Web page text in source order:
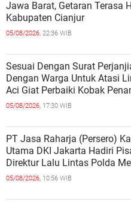
Jawa Barat, Getaran Terasa
Kabupaten Cianjur
05/08/2026, 22:36 WIB
Sesuai Dengan Surat
Dengan Warga Untuk Atasi
Aci Giat Perbaiki Kobak
05/08/2026, 17:30 WIB
PT Jasa Raharja (Persero)
Utama DKI Jakarta Hadiri
Direktur Lalu Lintas Polda
05/08/2026, 10:56 WIB